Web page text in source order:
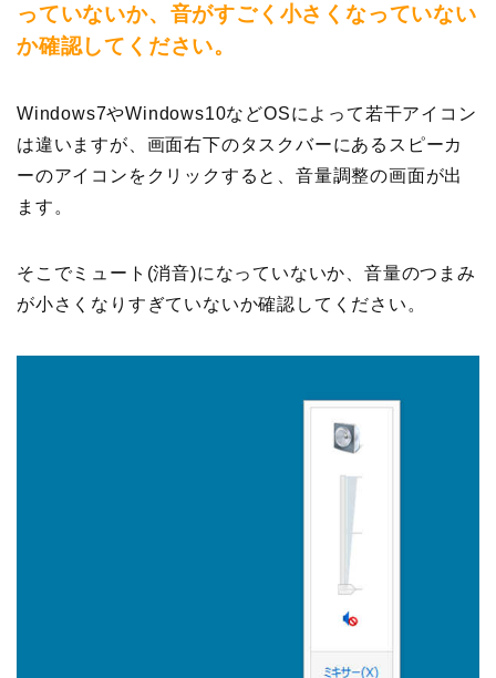
っていないか、音がすごく小さくなっていない
か確認してください。
Windows7やWindows10などOSによって若干アイコン
は違いますが、画面右下のタスクバーにあるスピーカ
ーのアイコンをクリックすると、音量調整の画面が出
ます。
そこでミュート(消音)になっていないか、音量のつまみ
が小さくなりすぎていないか確認してください。